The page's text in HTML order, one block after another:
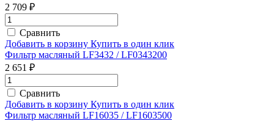
2 709 ₽
Сравнить
Добавить в корзину Купить в один клик
Фильтр масляный LF3432 / LF0343200
2 651 ₽
Сравнить
Добавить в корзину Купить в один клик
Фильтр масляный LF16035 / LF1603500